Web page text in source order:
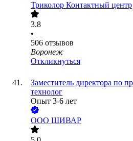
Триколор Контактный центр
3.8
•
506 отзывов
Воронеж
Откликнуться
Заместитель директора по
технолог
Опыт 3-6 лет
ООО ШИВАР